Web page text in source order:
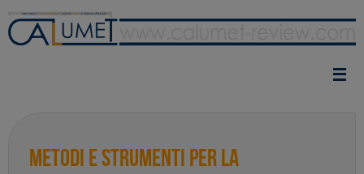
contenuto
Metodi e strumenti per la